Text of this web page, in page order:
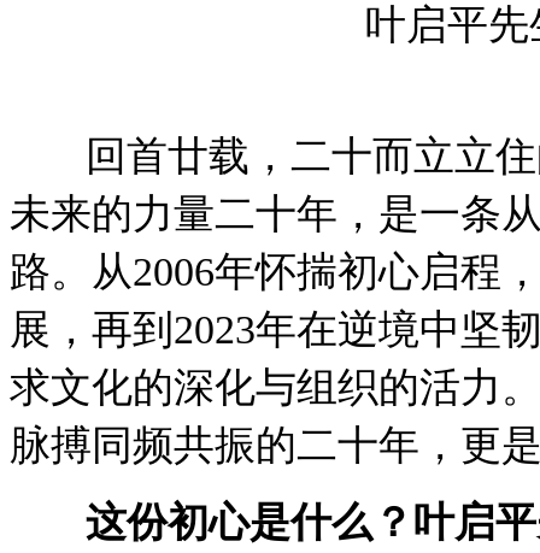
叶启平
回首廿载，二十而立立住
未来的力量二十年，是一条
路。从2006年怀揣初心启程
展，再到2023年在逆境中坚
求文化的深化与组织的活力
脉搏同频共振的二十年，更
这份初心是什么？叶启